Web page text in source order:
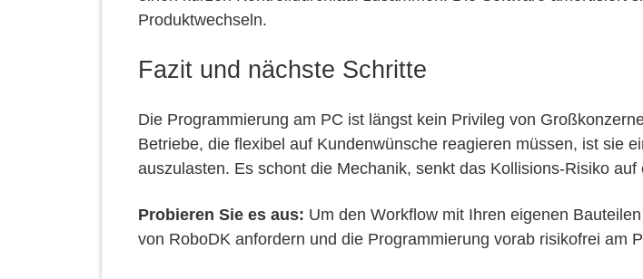
Produktwechseln.
Fazit und nächste Schritte
Die Programmierung am PC ist längst kein Privileg von
Betriebe, die flexibel auf Kundenwünsche reagieren müssen, ist sie
auszulasten. Es schont die Mechanik, senkt das Kollisions-Risiko
Probieren Sie es aus: Um den Workflow mit Ihren eigenen
von RoboDK anfordern und die Programmierung vorab risikofrei am